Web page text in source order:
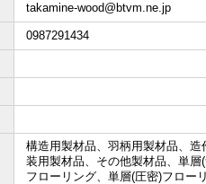
takamine-wood@btvm.ne.jp
0987291434
構造用製材品、羽柄用製材品、造
装用製材品、その他製材品、単層
フローリング、単層(圧密)フロー